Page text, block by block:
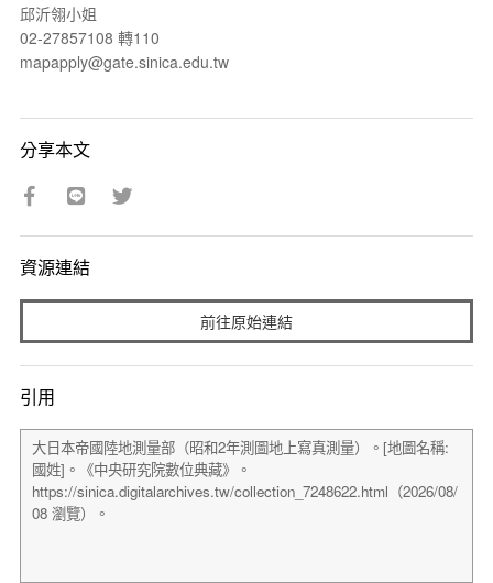
邱沂翎小姐
02-27857108 轉110
mapapply@gate.sinica.edu.tw
分享本文
資源連結
前往原始連結
引用